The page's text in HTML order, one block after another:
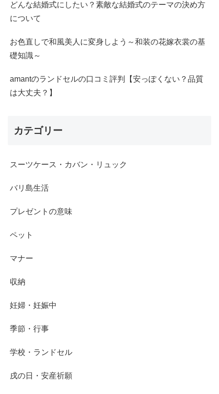
どんな結婚式にしたい？素敵な結婚式のテーマの決め方
について
お色直しで和風美人に変身しよう～和装の花嫁衣裳の基
礎知識～
amantのランドセルの口コミ評判【安っぽくない？品質
は大丈夫？】
カテゴリー
スーツケース・カバン・リュック
バリ島生活
プレゼントの意味
ペット
マナー
収納
妊婦・妊娠中
季節・行事
学校・ランドセル
戌の日・安産祈願